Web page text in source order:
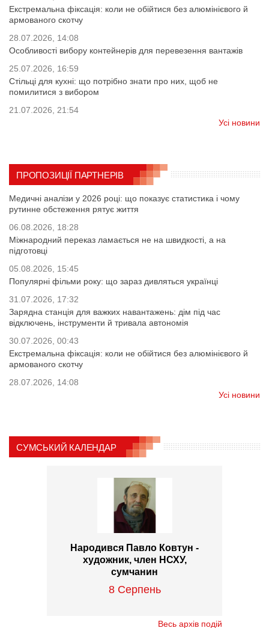
Екстремальна фіксація: коли не обійтися без алюмінієвого й
армованого скотчу
28.07.2026, 14:08
Особливості вибору контейнерів для перевезення вантажів
25.07.2026, 16:59
Стільці для кухні: що потрібно знати про них, щоб не
помилитися з вибором
21.07.2026, 21:54
Усі новини
ПРОПОЗИЦІЇ ПАРТНЕРІВ
Медичні аналізи у 2026 році: що показує статистика і чому
рутинне обстеження рятує життя
06.08.2026, 18:28
Міжнародний переказ ламається не на швидкості, а на
підготовці
05.08.2026, 15:45
Популярні фільми року: що зараз дивляться українці
31.07.2026, 17:32
Зарядна станція для важких навантажень: дім під час
відключень, інструменти й тривала автономія
30.07.2026, 00:43
Екстремальна фіксація: коли не обійтися без алюмінієвого й
армованого скотчу
28.07.2026, 14:08
Усі новини
СУМСЬКИЙ КАЛЕНДАР
Народився Павло Ковтун -
художник, член НСХУ,
сумчанин
8 Серпень
Весь архів подій